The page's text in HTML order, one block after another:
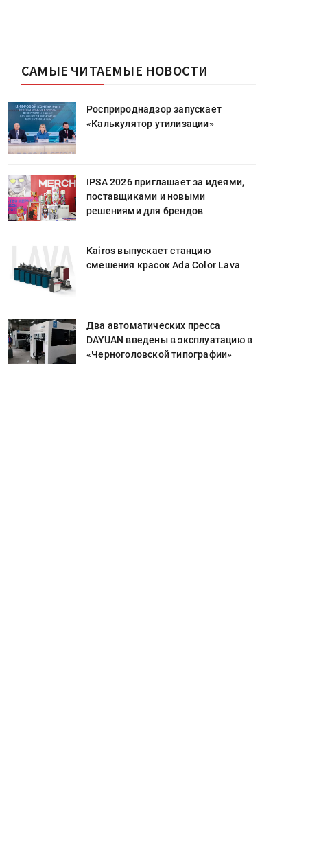
САМЫЕ ЧИТАЕМЫЕ НОВОСТИ
Росприроднадзор запускает
«Калькулятор утилизации»
IPSA 2026 приглашает за идеями,
поставщиками и новыми
решениями для брендов
Kairos выпускает станцию
смешения красок Ada Color Lava
Два автоматических пресса
DAYUAN введены в эксплуатацию в
«Черноголовской типографии»